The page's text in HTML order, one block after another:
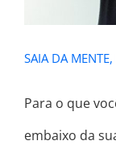
SAIA DA
Para o que
embaixo da